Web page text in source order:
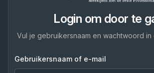
Login om door te
Vul je gebruikersnaam en wachtwoord in
Gebruikersnaam of e-mail